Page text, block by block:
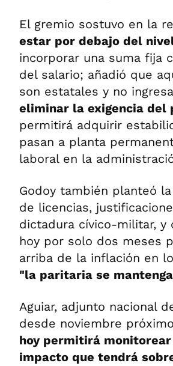
El gremio sostuvo en la
estar por debajo del
incorporar una suma fija
del salario; añadió que
son estatales y no
eliminar la exigencia del
permitirá adquirir
pasan a planta
laboral en la
Godoy también planteó
de licencias,
dictadura cívico-militar, y
hoy por solo dos meses
arriba de la inflación en
"la paritaria se
Aguiar, adjunto nacional
desde noviembre
hoy permitirá
impacto que tendrá